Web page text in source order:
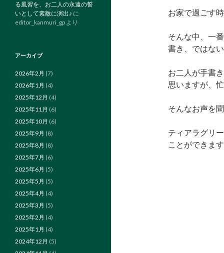
お家で過ごす
そんな中、一
書き、ではな
お二人が手書
思いますが、
そんなお声を
ティアラグリ
ことができま
る風習を、お二人の永遠の誓
いとして素敵に演出♪ に
editor_kanmuri_gp より
アーカイブ
2026年2月 (7)
2026年1月 (4)
2025年12月 (4)
2025年11月 (6)
2025年10月 (6)
2025年9月 (8)
2025年8月 (8)
2025年7月 (6)
2025年6月 (5)
2025年5月 (5)
2025年4月 (4)
2025年3月 (5)
2025年2月 (4)
2025年1月 (4)
2024年12月 (5)